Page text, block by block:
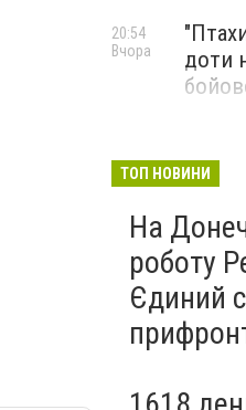
доти
20:54
Вчора
Вчора
ТОП НОВИНИ
На
роботу
Єдиний